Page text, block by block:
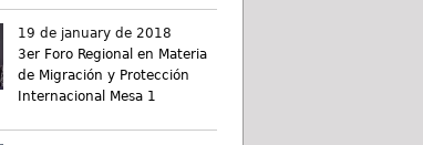
19 de january de 2018
3er Foro Regional en Materia
de Migración y Protección
Internacional Mesa 1